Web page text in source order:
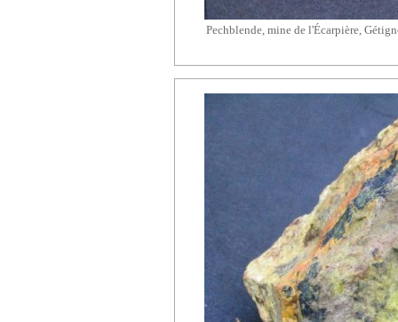
Pechblende, mine de l'Écarpière,